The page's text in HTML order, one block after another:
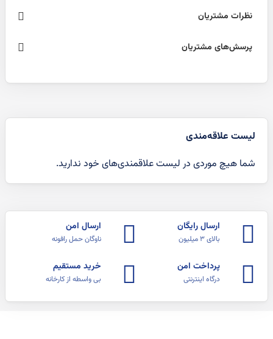
نظرات مشتریان
پرسش‌های مشتریان
لیست علاقه‌مندی
شما هیچ موردی در لیست علاقمندی‌های خود ندارید.
ارسال رایگان
بالای ۳ میلیون
ارسال امن
ناوگان حمل رافونه
پرداخت امن
درگاه اینترنتی
خرید مستقیم
بی واسطه از کارخانه